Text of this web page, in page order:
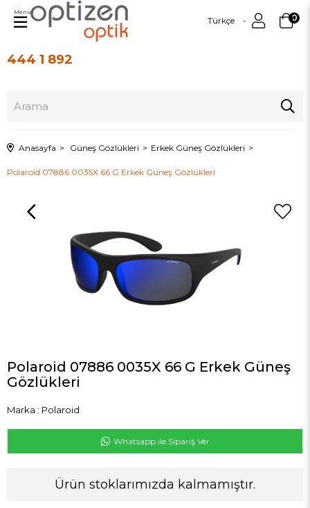
444 1 892
Türkçe 0
Menu
Anasayfa Güneş Gözlükleri Erkek Güneş Gözlükleri
Polaroid 07886 0035X 66 G Erkek Güneş Gözlükleri
Polaroid 07886 0035X 66 G Erkek Güneş
Gözlükleri
Marka : Polaroid
Whatsapp ile Sipariş Ver
Ürün stoklarımızda kalmamıştır.